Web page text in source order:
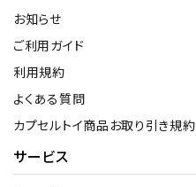
お知らせ
ご利用ガイド
利用規約
よくある質問
カプセルトイ商品お取り引き規約
サービス